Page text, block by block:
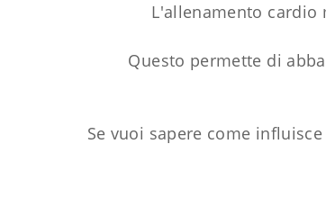
L'allenamento cardio
Questo permette di
Se vuoi sapere come